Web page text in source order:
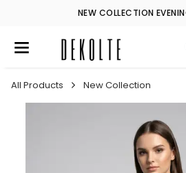
NEW COLLECTION
All Products New Collection